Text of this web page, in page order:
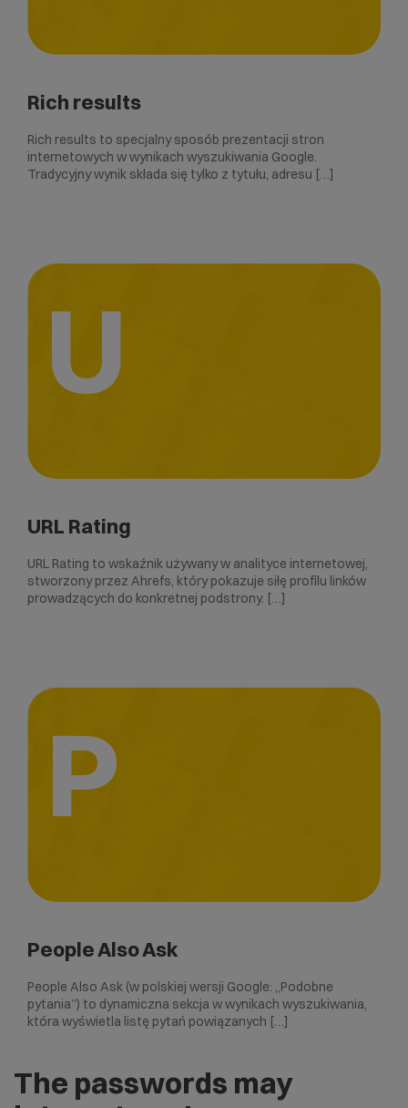
Rich results
Rich results to specjalny sposób prezentacji stron
internetowych w wynikach wyszukiwania Google.
Tradycyjny wynik składa się tylko z tytułu, adresu […]
U
URL Rating
URL Rating to wskaźnik używany w analityce internetowej,
stworzony przez Ahrefs, który pokazuje siłę profilu linków
prowadzących do konkretnej podstrony. […]
P
People Also Ask
People Also Ask (w polskiej wersji Google: „Podobne
pytania”) to dynamiczna sekcja w wynikach wyszukiwania,
która wyświetla listę pytań powiązanych […]
The passwords may